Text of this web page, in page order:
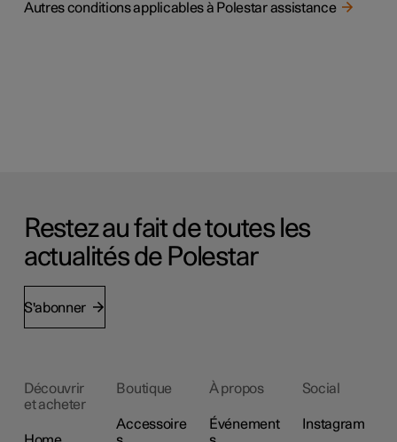
Autres conditions applicables à Polestar assistance
Restez au fait de toutes les
actualités de Polestar
S'abonner
Découvrir
et acheter
Boutique
Accessoire
À propos
Événement
Social
Instagram